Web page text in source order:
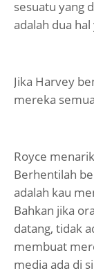
sesuatu yang
adalah dua
Jika Harvey
mereka
Royce
Berhentilah
adalah kau
Bahkan jika
datang, tidak
membuat
media ada di